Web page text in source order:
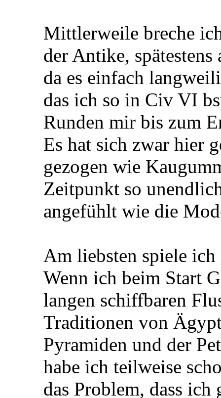
Mittlerweile breche
der Antike,
da es einfach
das ich so in Civ VI
Runden mir bis zum
Es hat sich zwar hier
gezogen wie
Zeitpunkt so
angefühlt wie die
Am liebsten spiele
Wenn ich beim Start
langen schiffbaren
Traditionen von
Pyramiden und der
habe ich teilweise
das Problem, dass